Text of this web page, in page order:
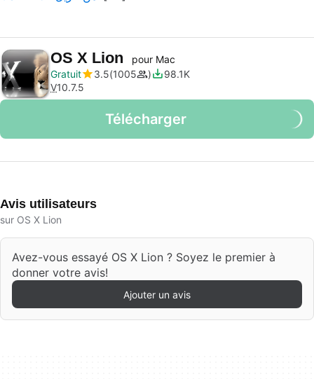
OS X Lion
pour Mac
Gratuit
3.5 1005
98.1K
V10.7.5
Télécharger
Avis utilisateurs
sur OS X Lion
Avez-vous essayé OS X Lion ? Soyez le premier à
donner votre avis!
Ajouter un avis